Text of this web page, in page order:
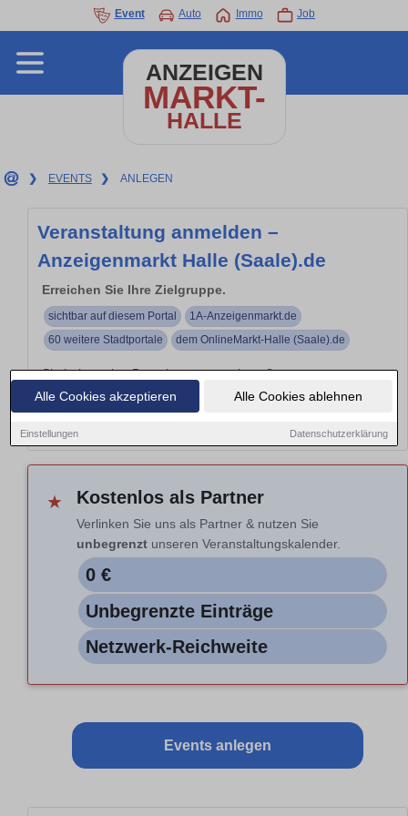
Alle Cookies akzeptieren Alle Cookies ablehnen
Einstellungen Datenschutzerklärung
Event Auto Immo Job
ANZEIGEN
MARKT-
HALLE
❯ EVENTS ❯ ANLEGEN
Veranstaltung anmelden –
Anzeigenmarkt Halle (Saale).de
Erreichen Sie Ihre Zielgruppe.
sichtbar auf diesem Portal
1A-Anzeigenmarkt.de
60 weitere Stadtportale
dem OnlineMarkt-Halle (Saale).de
Sie haben eine Branchenveranstaltung?
Branchen
Hinweis: Nur Vorschau. Auswahl nicht aktiv.
★ Kostenlos als Partner
Verlinken Sie uns als Partner & nutzen Sie
unbegrenzt unseren Veranstaltungskalender.
0 €
Unbegrenzte Einträge
Netzwerk-Reichweite
Events anlegen